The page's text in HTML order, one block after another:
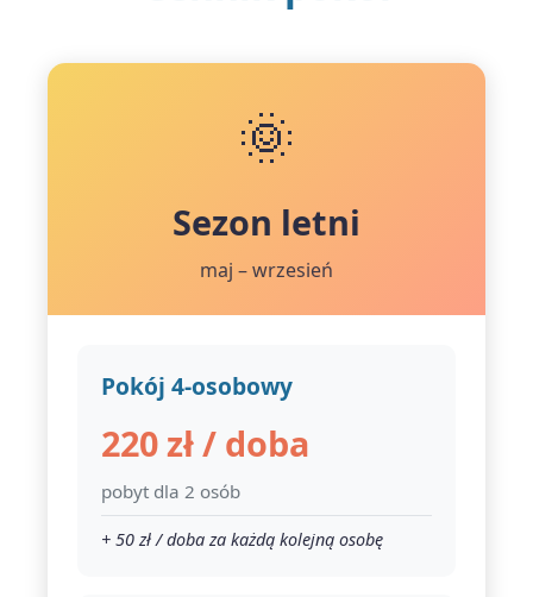
🌞
Sezon letni
maj – wrzesień
Pokój 4-osobowy
220 zł / doba
pobyt dla 2 osób
+ 50 zł / doba za każdą kolejną osobę